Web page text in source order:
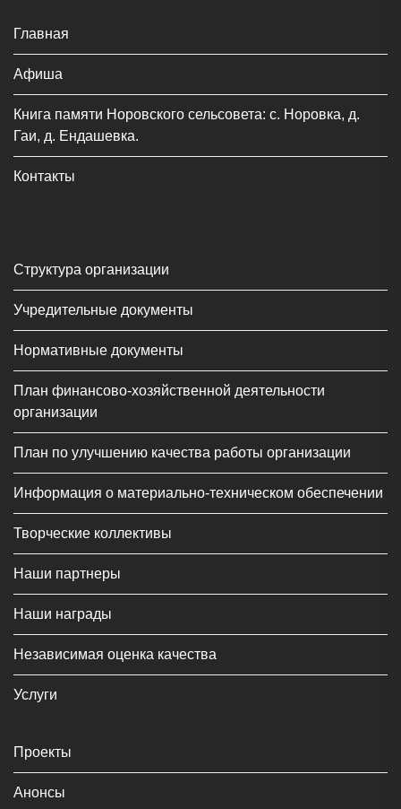
Главная
Афиша
Книга памяти Норовского сельсовета: с. Норовка, д.
Гаи, д. Ендашевка.
Контакты
Структура организации
Учредительные документы
Нормативные документы
План финансово-хозяйственной деятельности
организации
План по улучшению качества работы организации
Информация о материально-техническом обеспечении
Творческие коллективы
Наши партнеры
Наши награды
Независимая оценка качества
Услуги
Проекты
Анонсы